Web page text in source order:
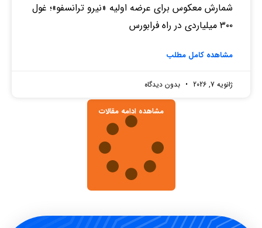
شمارش معکوس برای عرضه اولیه «نیرو ترانسفو»؛ غول
۳۰۰ میلیاردی در راه فرابورس
مشاهده کامل مطلب
ژانویه 7, 2026 بدون دیدگاه
مشاهده ادامه مقالات